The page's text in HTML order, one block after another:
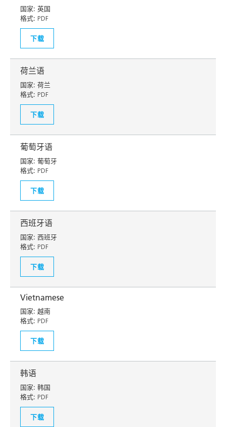
国家: 英国
格式: PDF
下载
荷兰语
国家: 荷兰
格式: PDF
下载
葡萄牙语
国家: 葡萄牙
格式: PDF
下载
西班牙语
国家: 西班牙
格式: PDF
下载
Vietnamese
国家: 越南
格式: PDF
下载
韩语
国家: 韩国
格式: PDF
下载